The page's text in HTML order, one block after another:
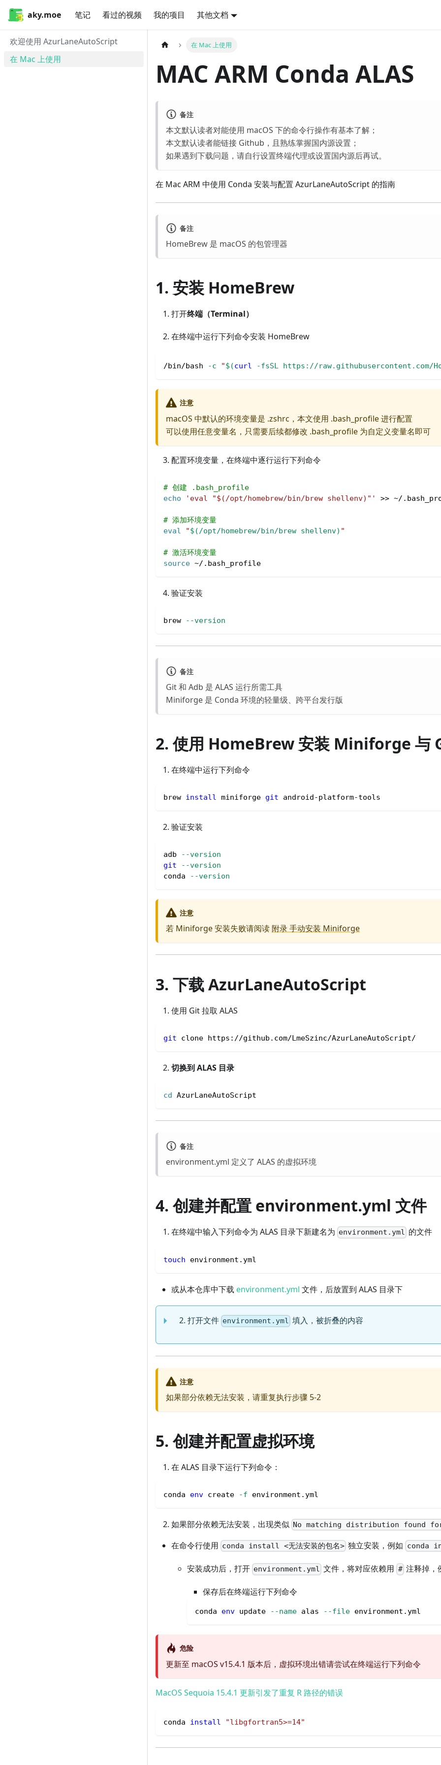
aky.moe 笔记 看过的视频 我的项目 其他文档
欢迎使用 AzurLaneAutoScript
在 Mac 上使用
在 Mac 上使用
MAC ARM Conda ALAS
备注
本文默认读者对能使用 macOS 下的命令行操作有基本了解；
本文默认读者能链接 Github，且熟练掌握国内源设置；
如果遇到下载问题，请自行设置终端代理或设置国内源后再试。
在 Mac ARM 中使用 Conda 安装与配置 AzurLaneAutoScript 的指南
备注
HomeBrew 是 macOS 的包管理器
1. 安装 HomeBrew
打开终端（Terminal）
在终端中运行下列命令安装 HomeBrew
/bin/bash -c "$(curl -fsSL https://raw.githubusercontent.com/
注意
macOS 中默认的环境变量是 .zshrc，本文使用 .bash_profile 进行配置
可以使用任意变量名，只需要后续都修改 .bash_profile 为自定义变量名即可
配置环境变量，在终端中逐行运行下列命令
# 创建 .bash_profile
echo
'eval "$(/opt/homebrew/bin/brew shellenv)"' >> ~/
# 添加环境变量
eval
"$( /opt/homebrew/bin/brew shellenv) "
# 激活环境变量
source ~/.bash_profile
验证安装
brew --version
备注
Git 和 Adb 是 ALAS 运行所需工具
Miniforge 是 Conda 环境的轻量级、跨平台发行版
2. 使用 HomeBrew 安装 Miniforge 与
在终端中运行下列命令
brew install miniforge git android-platform-tools
验证安装
adb
--version
git
--version
conda
--version
注意
若 Miniforge 安装失败请阅读 附录 手动安装 Miniforge
3. 下载 AzurLaneAutoScript
使用 Git 拉取 ALAS
git clone https://github.com/LmeSzinc/AzurLaneAutoScript/
切换到 ALAS 目录
cd AzurLaneAutoScript
备注
environment.yml 定义了 ALAS 的虚拟环境
4. 创建并配置 environment.yml 文件
在终端中输入下列命令为 ALAS 目录下新建名为 environment.yml 的文件
touch environment.yml
或从本仓库中下载 environment.yml 文件，后放置到 ALAS 目录下
打开文件 environment.yml 填入，被折叠的内容
注意
如果部分依赖无法安装，请重复执行步骤 5-2
5. 创建并配置虚拟环境
在 ALAS 目录下运行下列命令：
conda env create -f environment.yml
如果部分依赖无法安装，出现类似 No matching distribution found for
在命令行使用 conda install <无法安装的包名> 独立安装，例如 conda
安装成功后，打开 environment.yml 文件，将对应依赖用 #注释掉，
保存后在终端运行下列命令
conda env update --name alas --file environment.yml
危险
更新至 macOS v15.4.1 版本后，虚拟环境出错请尝试在终端运行下列命令
MacOS Sequoia 15.4.1 更新引发了重复 R 路径的错误
conda install "libgfortran5>=14"